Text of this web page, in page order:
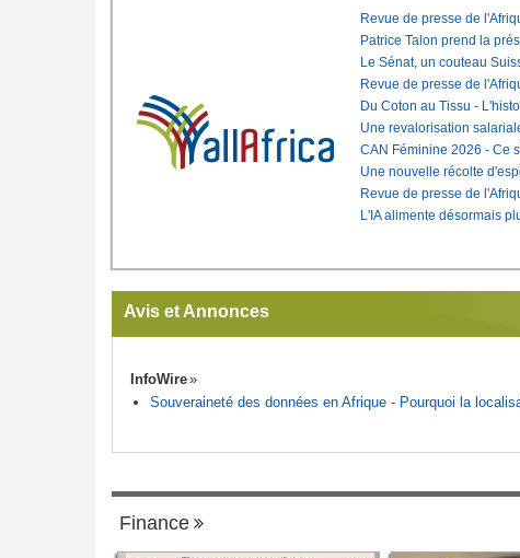
Revue de presse de
Patrice Talon prend la
Le Sénat, un couteau
Revue de presse de
Du Coton au Tissu -
Une revalorisation
CAN Féminine 2026 - Ce
Une nouvelle récolte
Revue de presse de
L'IA alimente désormais
Avis et Annonces
InfoWire
Souveraineté des données en Afrique - Pourquoi la
Finance